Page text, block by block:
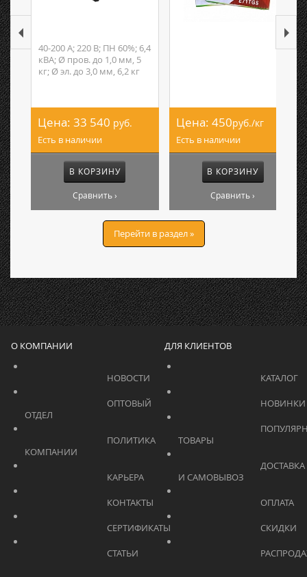
40-200 А; 220 В; ПН 60%; 6,4
кВА; Ø пров. до 1,0 мм, 5
кг; Ø эл. до 3,0 мм, 6,2 кг
Цена: 33 540 руб.
Есть в наличии
В КОРЗИНУ
Сравнить ›
Цена: 450руб./кг
Есть в наличии
В КОРЗИНУ
Сравнить ›
Перейти в раздел »
О КОМПАНИИ
			    		КАРЬЕРА
ДЛЯ КЛИЕНТОВ